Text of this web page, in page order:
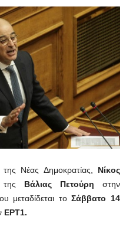
Νέας Δημοκρατίας, Νίκος
της Βάλιας Πετούρη στην
μεταδίδεται τοΣάββατο 14
ΕΡΤ1.